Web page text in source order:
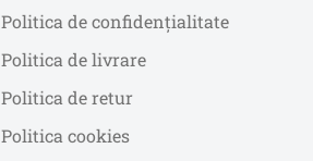
Politica de confidențialitate
Politica de livrare
Politica de retur
Politica cookies